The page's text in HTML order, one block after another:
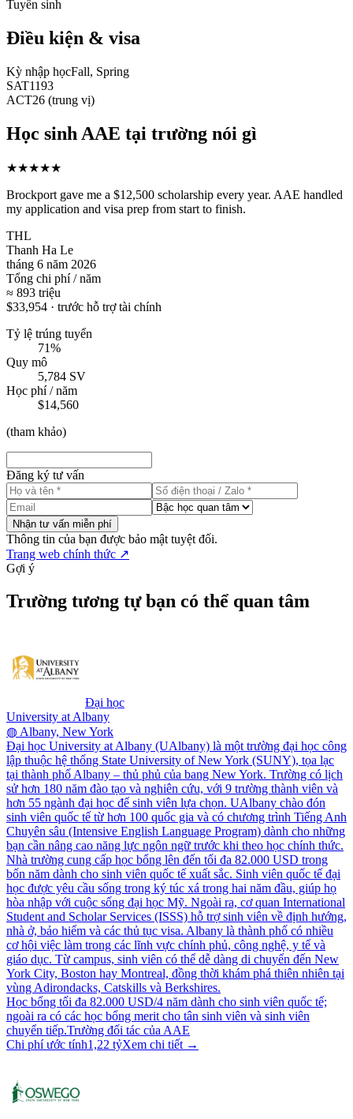
Tuyển sinh
Điều kiện & visa
Kỳ nhập họcFall, Spring
SAT1193
ACT26 (trung vị)
Học sinh AAE tại trường nói gì
★★★★★
Brockport gave me a $12,500 scholarship every year. AAE handled
my application and visa prep from start to finish.
THL
Thanh Ha Le
tháng 6 năm 2026
Tổng chi phí / năm
≈ 893 triệu
$33,954 · trước hỗ trợ tài chính
Tỷ lệ trúng tuyển
71%
Quy mô
5,784 SV
Học phí / năm
$14,560
(tham khảo)
Đăng ký tư vấn
Nhận tư vấn miễn phí
Thông tin của bạn được bảo mật tuyệt đối.
Trang web chính thức ↗
Gợi ý
Trường tương tự bạn có thể quan tâm
Đại học
University at Albany
◍ Albany, New York
Đại học University at Albany (UAlbany) là một trường đại học công
lập thuộc hệ thống State University of New York (SUNY), tọa lạc
tại thành phố Albany – thủ phủ của bang New York. Trường có lịch
sử hơn 180 năm đào tạo và nghiên cứu, với 9 trường thành viên và
hơn 55 ngành đại học để sinh viên lựa chọn. UAlbany chào đón
sinh viên quốc tế từ hơn 100 quốc gia và có chương trình Tiếng Anh
Chuyên sâu (Intensive English Language Program) dành cho những
bạn cần nâng cao năng lực ngôn ngữ trước khi theo học chính thức.
Nhà trường cung cấp học bổng lên đến tối đa 82.000 USD trong
bốn năm dành cho sinh viên quốc tế xuất sắc. Sinh viên quốc tế đại
học được yêu cầu sống trong ký túc xá trong hai năm đầu, giúp họ
hòa nhập với cuộc sống đại học Mỹ. Ngoài ra, cơ quan International
Student and Scholar Services (ISSS) hỗ trợ sinh viên về định hướng,
nhà ở, bảo hiểm và các thủ tục visa. Albany là thành phố có nhiều
cơ hội việc làm trong các lĩnh vực chính phủ, công nghệ, y tế và
giáo dục. Từ campus, sinh viên có thể dễ dàng di chuyển đến New
York City, Boston hay Montreal, đồng thời khám phá thiên nhiên tại
vùng Adirondacks, Catskills và Berkshires.
Học bổng tối đa 82.000 USD/4 năm dành cho sinh viên quốc tế;
ngoài ra có các học bổng merit cho tân sinh viên và sinh viên
chuyển tiếp.Trường đối tác của AAE
Chi phí ước tính1,22 tỷXem chi tiết →